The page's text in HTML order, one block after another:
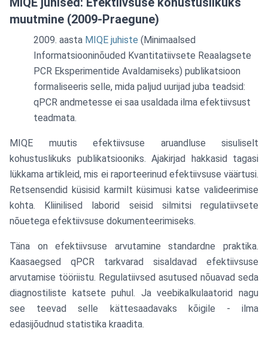
muutmine (2009-Praegune)
aasta MIQE juhiste (Minimaalsed
Informatsiooninõuded Kvantitatiivsete Reaalagsete
PCR Eksperimentide Avaldamiseks) publikatsioon
formaliseeris selle, mida paljud uurijad juba teadsid:
qPCR andmetesse ei saa usaldada ilma efektiivsust
teadmata.
MIQE muutis efektiivsuse aruandluse sisuliselt
kohustuslikuks publikatsiooniks. Ajakirjad hakkasid tagasi
lükkama artikleid, mis ei raporteerinud efektiivsuse väärtusi.
Retsensendid küsisid karmilt küsimusi katse valideerimise
kohta. Kliinilised laborid seisid silmitsi regulatiivsete
nõuetega efektiivsuse dokumenteerimiseks.
Täna on efektiivsuse arvutamine standardne praktika.
Kaasaegsed qPCR tarkvarad sisaldavad efektiivsuse
arvutamise tööriistu. Regulatiivsed asutused nõuavad seda
diagnostiliste katsete puhul. Ja veebikalkulaatorid nagu
see teevad selle kättesaadavaks kõigile - ilma
edasijõudnud statistika kraadita.